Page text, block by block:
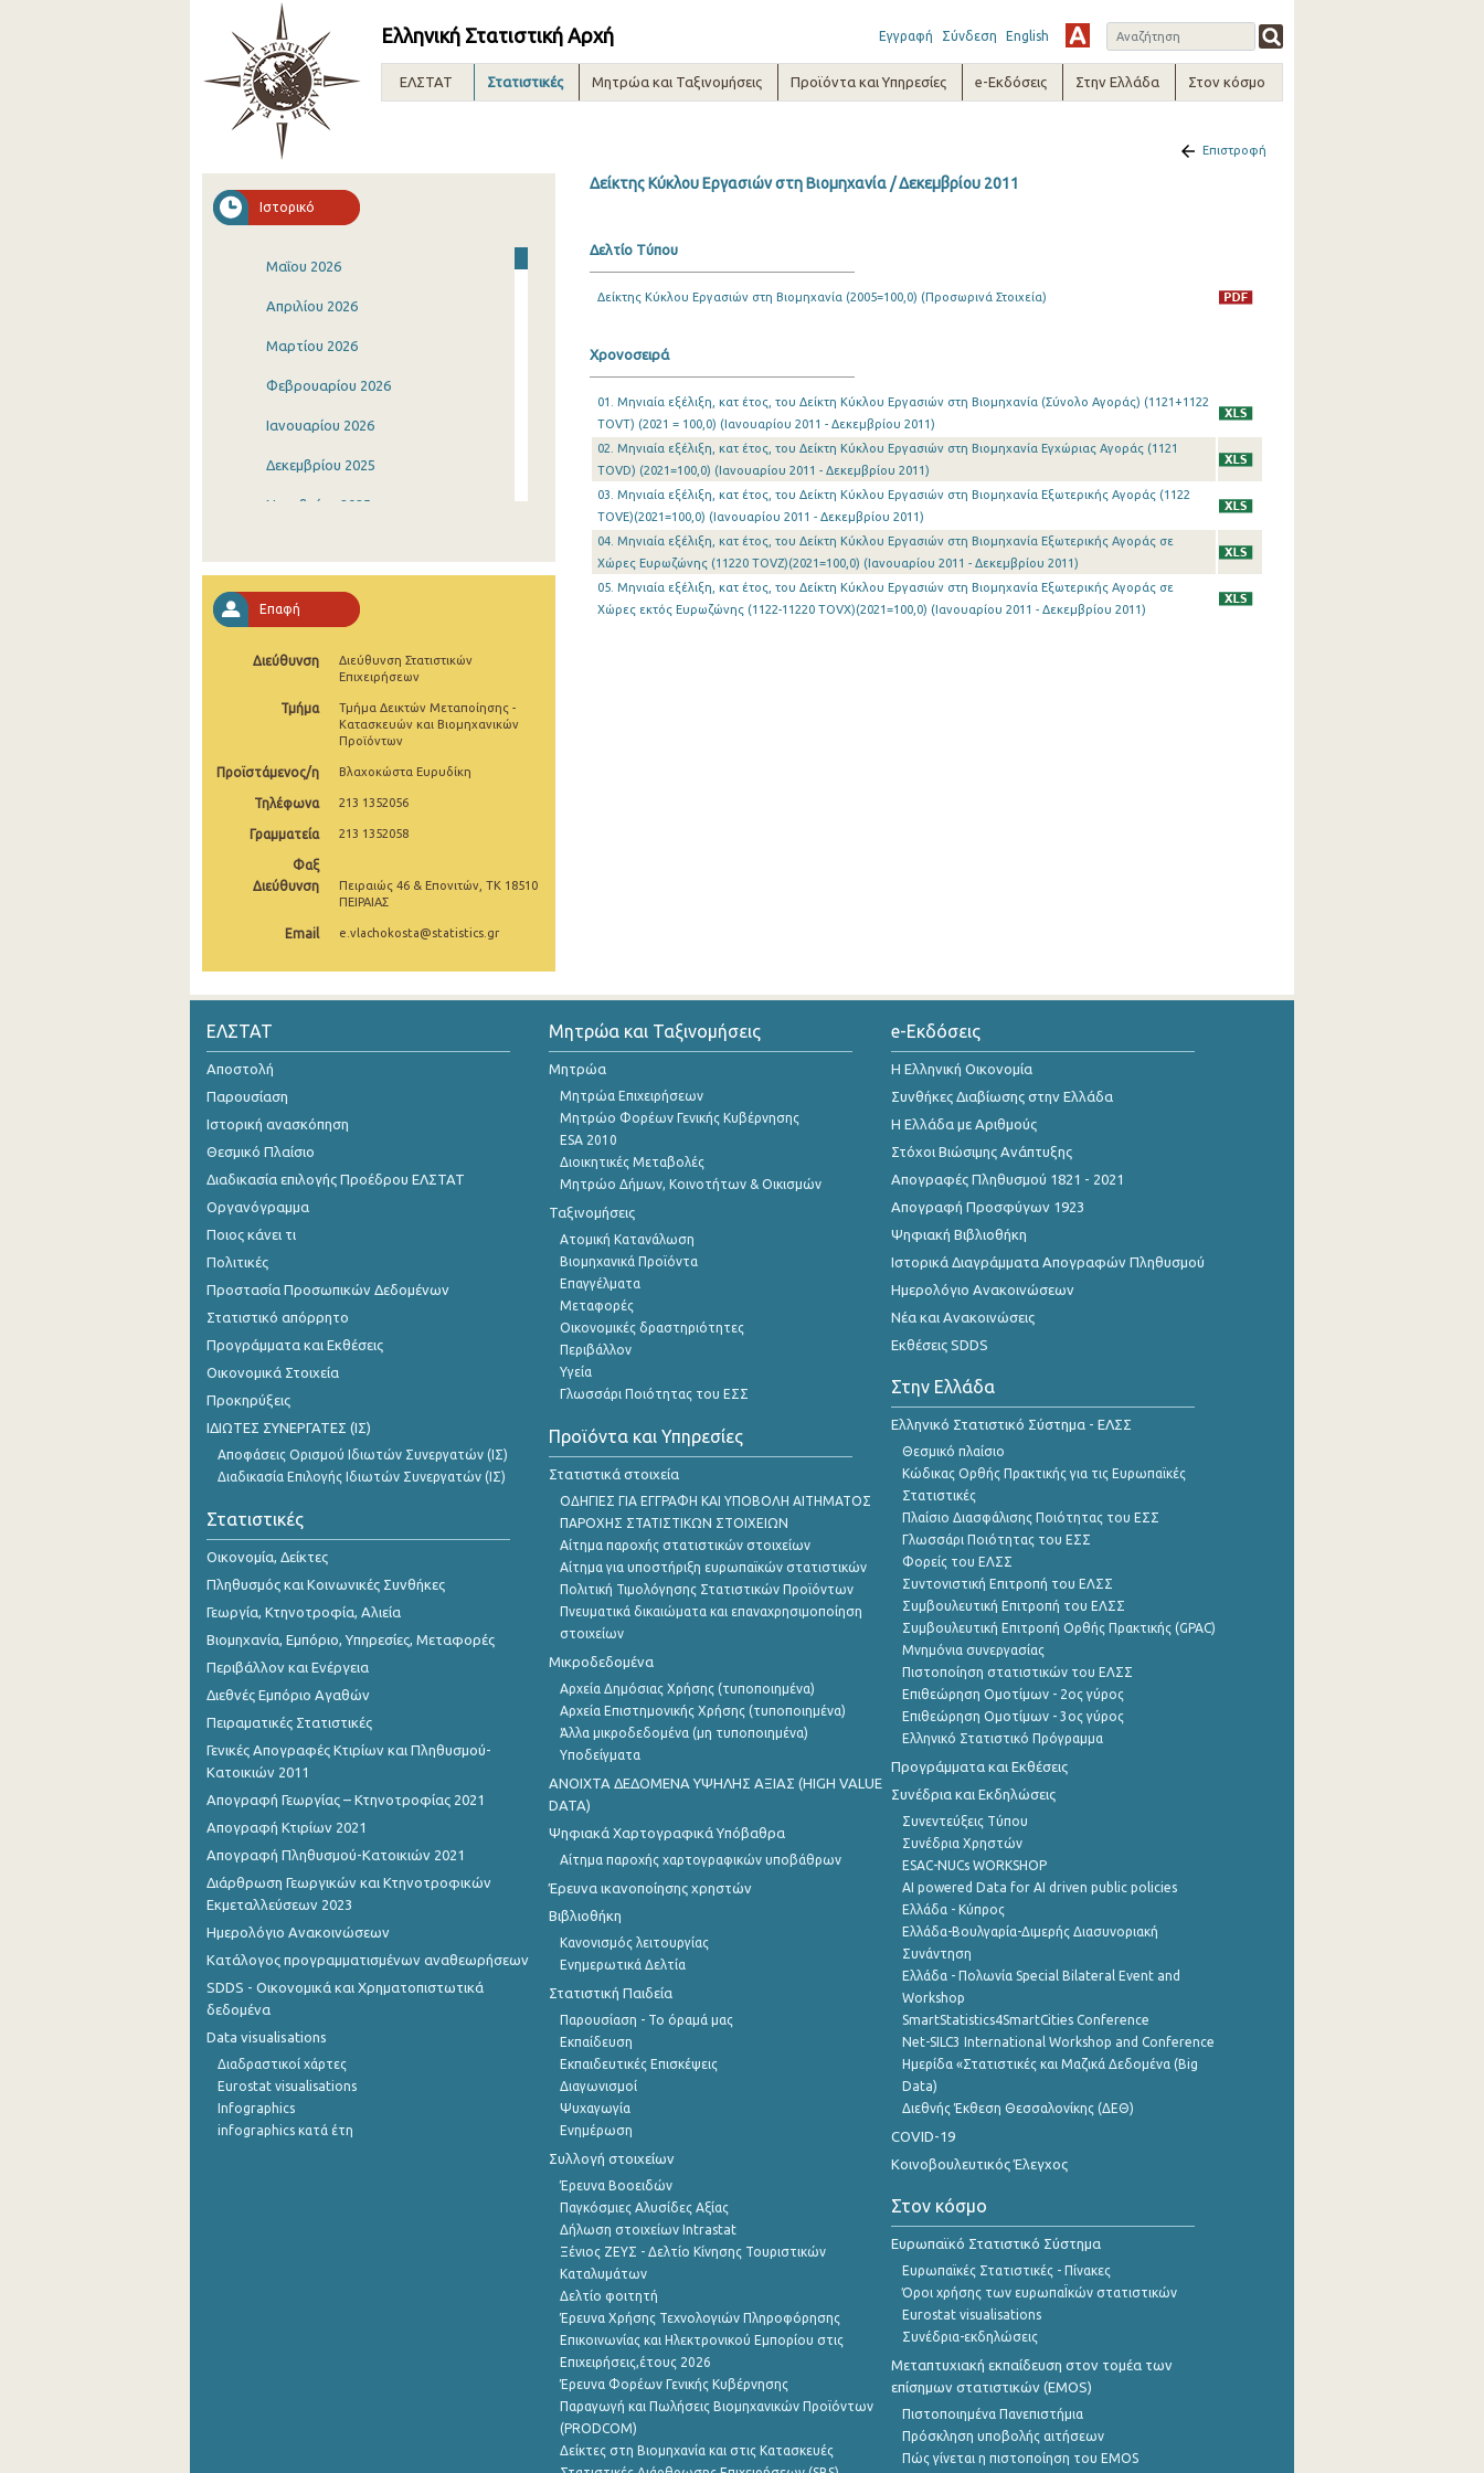
Ελληνική Στατιστική Αρχή Εγγραφή Σύνδεση English
ΕΛΣΤΑΤ Στατιστικές Μητρώα και Ταξινομήσεις Προϊόντα και Υπηρεσίες e-Εκδόσεις Στην Ελλάδα Στον κόσμο
Ιστορικό
Μαΐου 2026
Απριλίου 2026
Μαρτίου 2026
Φεβρουαρίου 2026
Ιανουαρίου 2026
Δεκεμβρίου 2025
Νοεμβρίου 2025
Αυγούστου 2025
Ιουλίου 2025
Ιουνίου 2025
Μαΐου 2025
Απριλίου 2025
Φεβρουαρίου 2025
Ιανουαρίου 2025
Δεκεμβρίου 2024
Οκτωβρίου 2024
Σεπτεμβρίου 2024
Αυγούστου 2024
Ιουνίου 2024
Απριλίου 2024
Μαρτίου 2024
Φεβρουαρίου 2024
Ιανουαρίου 2024
Δεκεμβρίου 2023
Νοεμβρίου 2023
Σεπτεμβρίου 2023
Αυγούστου 2023
Ιουλίου 2023
Μαΐου 2023
Μαρτίου 2023
Ιανουαρίου 2023
Δεκεμβρίου 2022
Νοεμβρίου 2022
Σεπτεμβρίου 2022
Αυγούστου 2022
Ιουλίου 2022
Ιουνίου 2022
Επαφή
Διεύθυνση
Διεύθυνση Στατιστικών
Επιχειρήσεων
Τμήμα
Τμήμα Δεικτών Μεταποίησης -
Κατασκευών και Βιομηχανικών
Προϊόντων
Προϊστάμενος/η Βλαχοκώστα Ευρυδίκη
Τηλέφωνα 213 1352056
Γραμματεία 213 1352058
Φαξ
Διεύθυνση
Πειραιώς 46 & Επονιτών, ΤΚ 18510
ΠΕΙΡΑΙΑΣ
Email e.vlachokosta@statistics.gr
Επιστροφή
Δείκτης Κύκλου Εργασιών στη Βιομηχανία / Δεκεμβρίου 2011
Δελτίο Τύπου
Δείκτης Κύκλου Εργασιών στη Βιομηχανία (2005=100,0) (Προσωρινά Στοιχεία)
Χρονοσειρά
01. Μηνιαία εξέλιξη, κατ έτος, του Δείκτη Κύκλου Εργασιών στη Βιομηχανία (Σύνολο Αγοράς) (1121+1122
TOVT) (2021 = 100,0) (Ιανουαρίου 2011 - Δεκεμβρίου 2011)
02. Μηνιαία εξέλιξη, κατ έτος, του Δείκτη Κύκλου Εργασιών στη Βιομηχανία Εγχώριας Αγοράς (1121
TOVD) (2021=100,0) (Ιανουαρίου 2011 - Δεκεμβρίου 2011)
03. Μηνιαία εξέλιξη, κατ έτος, του Δείκτη Κύκλου Εργασιών στη Βιομηχανία Εξωτερικής Αγοράς (1122
TOVE)(2021=100,0) (Ιανουαρίου 2011 - Δεκεμβρίου 2011)
04. Μηνιαία εξέλιξη, κατ έτος, του Δείκτη Κύκλου Εργασιών στη Βιομηχανία Εξωτερικής Αγοράς σε
Χώρες Ευρωζώνης (11220 TOVZ)(2021=100,0) (Ιανουαρίου 2011 - Δεκεμβρίου 2011)
05. Μηνιαία εξέλιξη, κατ έτος, του Δείκτη Κύκλου Εργασιών στη Βιομηχανία Εξωτερικής Αγοράς σε
Χώρες εκτός Ευρωζώνης (1122-11220 TOVX)(2021=100,0) (Ιανουαρίου 2011 - Δεκεμβρίου 2011)
ΕΛΣΤΑΤ
Αποστολή
Παρουσίαση
Ιστορική ανασκόπηση
Θεσμικό Πλαίσιο
Διαδικασία επιλογής Προέδρου ΕΛΣΤΑΤ
Οργανόγραμμα
Ποιος κάνει τι
Πολιτικές
Προστασία Προσωπικών Δεδομένων
Στατιστικό απόρρητο
Προγράμματα και Εκθέσεις
Οικονομικά Στοιχεία
Προκηρύξεις
ΙΔΙΩΤΕΣ ΣΥΝΕΡΓΑΤΕΣ (ΙΣ)
Αποφάσεις Ορισμού Ιδιωτών Συνεργατών (ΙΣ)
Διαδικασία Επιλογής Ιδιωτών Συνεργατών (ΙΣ)
Στατιστικές
Οικονομία, Δείκτες
Πληθυσμός και Κοινωνικές Συνθήκες
Γεωργία, Κτηνοτροφία, Αλιεία
Βιομηχανία, Εμπόριο, Υπηρεσίες, Μεταφορές
Περιβάλλον και Ενέργεια
Διεθνές Εμπόριο Αγαθών
Πειραματικές Στατιστικές
Γενικές Απογραφές Κτιρίων και Πληθυσμού-
Κατοικιών 2011
Απογραφή Γεωργίας – Κτηνοτροφίας 2021
Απογραφή Κτιρίων 2021
Απογραφή Πληθυσμού-Κατοικιών 2021
Διάρθρωση Γεωργικών και Κτηνοτροφικών
Εκμεταλλεύσεων 2023
Ημερολόγιο Ανακοινώσεων
Κατάλογος προγραμματισμένων αναθεωρήσεων
SDDS - Οικονομικά και Χρηματοπιστωτικά
δεδομένα
Data visualisations
Διαδραστικοί χάρτες
Eurostat visualisations
Infographics
infographics κατά έτη
Μητρώα και Ταξινομήσεις
Μητρώα
Μητρώα Επιχειρήσεων
Μητρώο Φορέων Γενικής Κυβέρνησης
ESA 2010
Διοικητικές Μεταβολές
Μητρώο Δήμων, Κοινοτήτων & Οικισμών
Ταξινομήσεις
Ατομική Κατανάλωση
Βιομηχανικά Προϊόντα
Επαγγέλματα
Μεταφορές
Οικονομικές δραστηριότητες
Περιβάλλον
Υγεία
Γλωσσάρι Ποιότητας του ΕΣΣ
Προϊόντα και Υπηρεσίες
Στατιστικά στοιχεία
ΟΔΗΓΙΕΣ ΓΙΑ ΕΓΓΡΑΦΗ ΚΑΙ ΥΠΟΒΟΛΗ ΑΙΤΗΜΑΤΟΣ
ΠΑΡΟΧΗΣ ΣΤΑΤΙΣΤΙΚΩΝ ΣΤΟΙΧΕΙΩΝ
Αίτημα παροχής στατιστικών στοιχείων
Αίτημα για υποστήριξη ευρωπαϊκών στατιστικών
Πολιτική Τιμολόγησης Στατιστικών Προϊόντων
Πνευματικά δικαιώματα και επαναχρησιμοποίηση
στοιχείων
Μικροδεδομένα
Αρχεία Δημόσιας Χρήσης (τυποποιημένα)
Αρχεία Επιστημονικής Χρήσης (τυποποιημένα)
Άλλα μικροδεδομένα (μη τυποποιημένα)
Υποδείγματα
ANOIXTA ΔΕΔΟΜΕΝΑ ΥΨΗΛΗΣ ΑΞΙΑΣ (HIGH VALUE
DATA)
Ψηφιακά Χαρτογραφικά Υπόβαθρα
Αίτημα παροχής χαρτογραφικών υποβάθρων
Έρευνα ικανοποίησης χρηστών
Βιβλιοθήκη
Κανονισμός λειτουργίας
Ενημερωτικά Δελτία
Στατιστική Παιδεία
Παρουσίαση - Το όραμά μας
Εκπαίδευση
Εκπαιδευτικές Επισκέψεις
Διαγωνισμοί
Ψυχαγωγία
Ενημέρωση
Συλλογή στοιχείων
Έρευνα Βοοειδών
Παγκόσμιες Αλυσίδες Αξίας
Δήλωση στοιχείων Intrastat
Ξένιος ΖΕΥΣ - Δελτίο Κίνησης Τουριστικών
Καταλυμάτων
Δελτίο φοιτητή
Έρευνα Χρήσης Τεχνολογιών Πληροφόρησης
Επικοινωνίας και Ηλεκτρονικού Εμπορίου στις
Επιχειρήσεις,έτους 2026
Έρευνα Φορέων Γενικής Κυβέρνησης
Παραγωγή και Πωλήσεις Βιομηχανικών Προϊόντων
(PRODCOM)
Δείκτες στη Βιομηχανία και στις Κατασκευές
e-Εκδόσεις
Η Ελληνική Οικονομία
Συνθήκες Διαβίωσης στην Ελλάδα
Η Ελλάδα με Αριθμούς
Στόχοι Βιώσιμης Ανάπτυξης
Απογραφές Πληθυσμού 1821 - 2021
Απογραφή Προσφύγων 1923
Ψηφιακή Βιβλιοθήκη
Ιστορικά Διαγράμματα Απογραφών Πληθυσμού
Ημερολόγιο Ανακοινώσεων
Νέα και Ανακοινώσεις
Εκθέσεις SDDS
Στην Ελλάδα
Ελληνικό Στατιστικό Σύστημα - ΕΛΣΣ
Θεσμικό πλαίσιο
Κώδικας Ορθής Πρακτικής για τις Ευρωπαϊκές
Στατιστικές
Πλαίσιο Διασφάλισης Ποιότητας του ΕΣΣ
Γλωσσάρι Ποιότητας του ΕΣΣ
Φορείς του ΕΛΣΣ
Συντονιστική Επιτροπή του ΕΛΣΣ
Συμβουλευτική Επιτροπή του ΕΛΣΣ
Συμβουλευτική Επιτροπή Ορθής Πρακτικής (GPAC)
Μνημόνια συνεργασίας
Πιστοποίηση στατιστικών του ΕΛΣΣ
Επιθεώρηση Ομοτίμων - 2ος γύρος
Επιθεώρηση Ομοτίμων - 3ος γύρος
Ελληνικό Στατιστικό Πρόγραμμα
Προγράμματα και Εκθέσεις
Συνέδρια και Εκδηλώσεις
Συνεντεύξεις Τύπου
Συνέδρια Χρηστών
ESAC-NUCs WORKSHOP
AI powered Data for AI driven public policies
Ελλάδα - Κύπρος
Ελλάδα-Βουλγαρία-Διμερής Διασυνοριακή
Συνάντηση
Ελλάδα - Πολωνία Special Bilateral Event and
Workshop
SmartStatistics4SmartCities Conference
Net-SILC3 International Workshop and Conference
Ημερίδα «Στατιστικές και Μαζικά Δεδομένα (Big
Data)
Διεθνής Έκθεση Θεσσαλονίκης (ΔΕΘ)
COVID-19
Κοινοβουλευτικός Έλεγχος
Στον κόσμο
Ευρωπαϊκό Στατιστικό Σύστημα
Ευρωπαϊκές Στατιστικές - Πίνακες
Όροι χρήσης των ευρωπαΪκών στατιστικών
Eurostat visualisations
Συνέδρια-εκδηλώσεις
Μεταπτυχιακή εκπαίδευση στον τομέα των
επίσημων στατιστικών (EMOS)
Πιστοποιημένα Πανεπιστήμια
Πρόσκληση υποβολής αιτήσεων
Πώς γίνεται η πιστοποίηση του EMOS